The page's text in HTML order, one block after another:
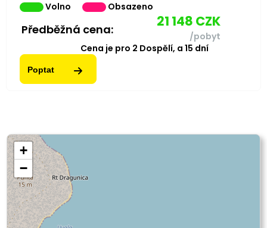
Volno
Obsazeno
Předběžná cena: 21 148 CZK
/pobyt
Cena je pro 2 Dospělí, a 15 dní
Poptat
+
−